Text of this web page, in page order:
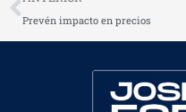
Prevén impacto en precios